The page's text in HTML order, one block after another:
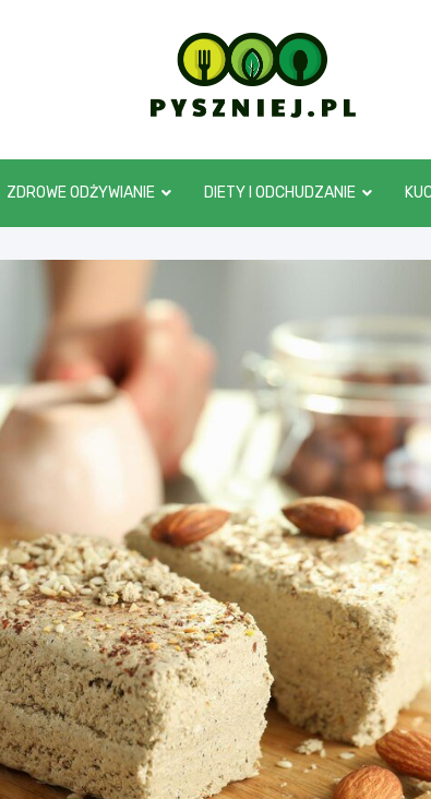
pyszniej.pl
ZDROWE ODŻYWIANIE DIETY I ODCHUDZANIE